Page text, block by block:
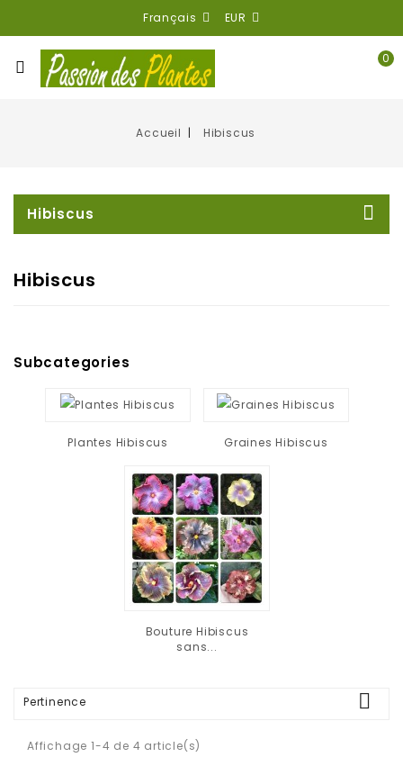
Français EUR
0
Accueil Hibiscus
Hibiscus
Hibiscus
Subcategories
Plantes Hibiscus Graines Hibiscus
Bouture Hibiscus
sans...
Pertinence 
Affichage 1-4 de 4 article(s)